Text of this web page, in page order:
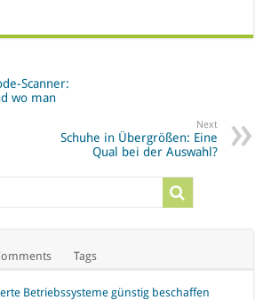
Scanner:
wo man
Next
Schuhe in Übergrößen: Eine
Qual bei der Auswahl?
Tags
Betriebssysteme günstig beschaffen